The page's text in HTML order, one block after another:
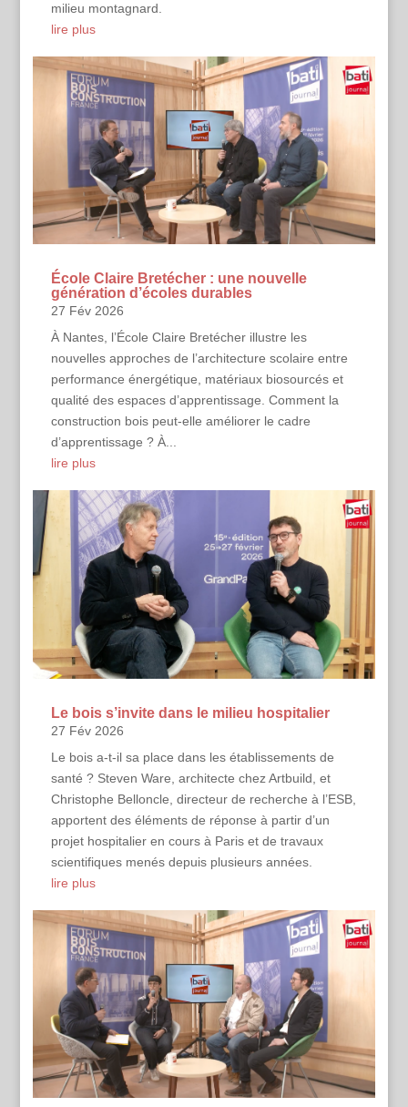
milieu montagnard.
lire plus
École Claire Bretécher : une nouvelle
génération d’écoles durables
27 Fév 2026
À Nantes, l’École Claire Bretécher illustre les
nouvelles approches de l’architecture scolaire entre
performance énergétique, matériaux biosourcés et
qualité des espaces d’apprentissage. Comment la
construction bois peut-elle améliorer le cadre
d’apprentissage ? À...
lire plus
Le bois s’invite dans le milieu hospitalier
27 Fév 2026
Le bois a-t-il sa place dans les établissements de
santé ? Steven Ware, architecte chez Artbuild, et
Christophe Belloncle, directeur de recherche à l’ESB,
apportent des éléments de réponse à partir d’un
projet hospitalier en cours à Paris et de travaux
scientifiques menés depuis plusieurs années.
lire plus